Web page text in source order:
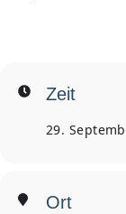
Zeit
29.
Ort